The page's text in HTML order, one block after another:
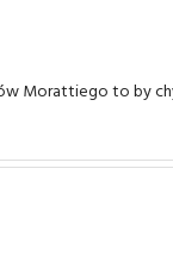
Morattiego to by